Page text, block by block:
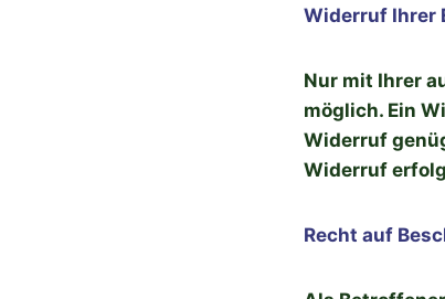
Widerruf Ihrer
Nur mit Ihrer
möglich. Ein
Widerruf
Widerruf
Recht auf